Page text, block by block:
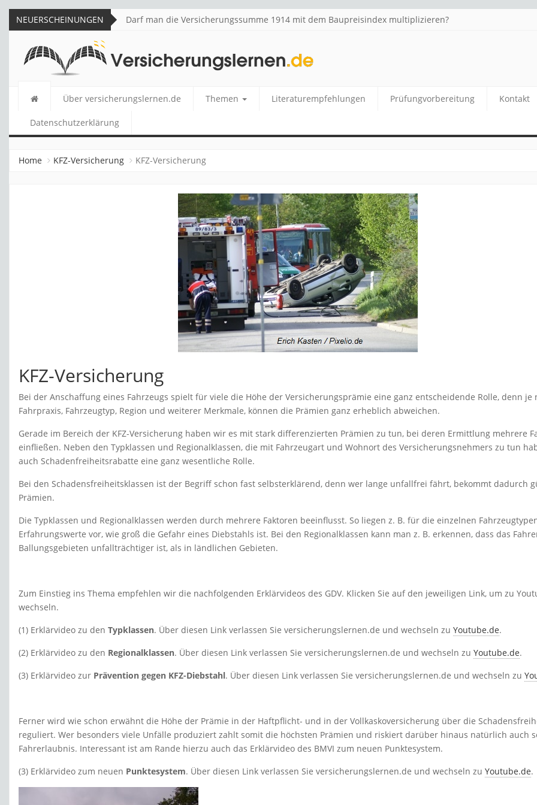
NEUERSCHEINUNGEN Darf man die Versicherungssumme 1914 mit dem Baupreisindex multiplizieren?
VERSICHERUNGSLERNEN.DE
Über versicherungslernen.de Themen Literaturempfehlungen Prüfungvorbereitung Kontakt
Datenschutzerklärung
Home KFZ-Versicherung KFZ-Versicherung
KFZ-Versicherung
Bei der Anschaffung eines Fahrzeugs spielt für viele die Höhe der Versicherungsprämie eine ganz entscheidende Rolle, denn je
Fahrpraxis, Fahrzeugtyp, Region und weiterer Merkmale, können die Prämien ganz erheblich abweichen.
Gerade im Bereich der KFZ-Versicherung haben wir es mit stark differenzierten Prämien zu tun, bei deren Ermittlung mehrere
einfließen. Neben den Typklassen und Regionalklassen, die mit Fahrzeugart und Wohnort des Versicherungsnehmers zu tun
auch Schadenfreiheitsrabatte eine ganz wesentliche Rolle.
Bei den Schadensfreiheitsklassen ist der Begriff schon fast selbsterklärend, denn wer lange unfallfrei fährt, bekommt dadurch
Prämien.
Die Typklassen und Regionalklassen werden durch mehrere Faktoren beeinflusst. So liegen z. B. für die einzelnen
Erfahrungswerte vor, wie groß die Gefahr eines Diebstahls ist. Bei den Regionalklassen kann man z. B. erkennen, dass das
Ballungsgebieten unfallträchtiger ist, als in ländlichen Gebieten.
Zum Einstieg ins Thema empfehlen wir die nachfolgenden Erklärvideos des GDV. Klicken Sie auf den jeweiligen Link, um zu
wechseln.
(1) Erklärvideo zu den Typklassen. Über diesen Link verlassen Sie versicherungslernen.de und wechseln zu Youtube.de.
(2) Erklärvideo zu den Regionalklassen. Über diesen Link verlassen Sie versicherungslernen.de und wechseln zu Youtube.de.
(3) Erklärvideo zur Prävention gegen KFZ-Diebstahl. Über diesen Link verlassen Sie versicherungslernen.de und wechseln zu
Ferner wird wie schon erwähnt die Höhe der Prämie in der Haftpflicht- und in der Vollkaskoversicherung über die
reguliert. Wer besonders viele Unfälle produziert zahlt somit die höchsten Prämien und riskiert darüber hinaus natürlich auch
Fahrerlaubnis. Interessant ist am Rande hierzu auch das Erklärvideo des BMVI zum neuen Punktesystem.
(3) Erklärvideo zum neuen Punktesystem. Über diesen Link verlassen Sie versicherungslernen.de und wechseln zu Youtube.de.